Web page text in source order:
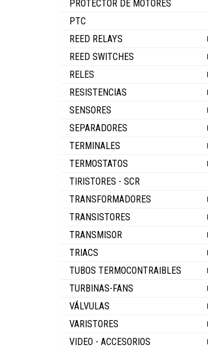
PROTECTOR DE MOTORES
PTC
REED RELAYS
REED SWITCHES
RELES
RESISTENCIAS
SENSORES
SEPARADORES
TERMINALES
TERMOSTATOS
TIRISTORES - SCR
TRANSFORMADORES
TRANSISTORES
TRANSMISOR
TRIACS
TUBOS TERMOCONTRAIBLES
TURBINAS-FANS
VÁLVULAS
VARISTORES
VIDEO - ACCESORIOS